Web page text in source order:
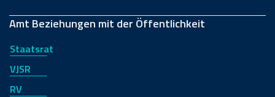
Amt Beziehungen mit der Öffentlichkeit
Staatsrat
VJSR
RV